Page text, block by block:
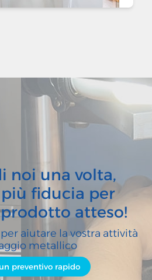
noi una volta,
fiducia per
atteso!
aiutare la vostra attività
metallico
preventivo rapido